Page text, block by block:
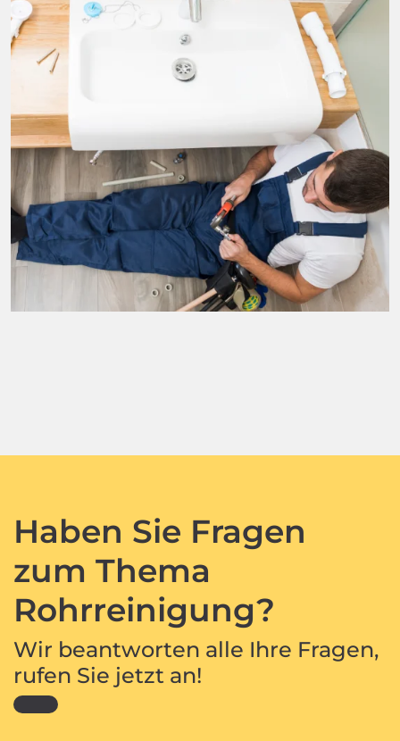
Haben Sie Fragen
zum Thema
Rohrreinigung?
Wir beantworten alle Ihre Fragen,
rufen Sie jetzt an!